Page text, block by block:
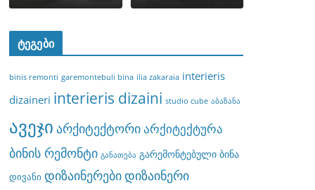
ტეგები
binis remonti garemontebuli bina ilia zakaraia interieris
dizaineri interieris dizaini studio cube აბაზანა
ავეჯი არქიტექტორიარქიტექტურა
ბინის რემონტი განათება გარემონტებული ბინა
დივანი დიზაინერებიდიზაინერი